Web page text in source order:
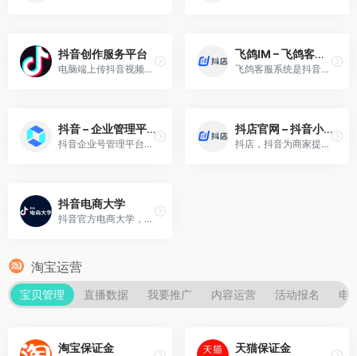
抖音创作服务平台
电脑端上传抖音视频，抖音创作服务平台是抖音创作者的专属服务平台。
飞鸽IM – 飞鸽客服系统
飞鸽客服系统是抖音小店的IM客服系统
抖音 – 企业管理平台
抖音企业号管理平台主要包括管理中心、数据中心、转化功能、运营学堂、内容推广、授权管理和产品开放接口。
抖店官网 – 抖音小店商家后台
抖店，抖音为商家提供电商服务的平台。
抖音电商大学
抖音官方电商大学，抖店商家教程。
淘宝运营
宝贝管理 直播数据 我要推广 内容运营 活动报名 电
淘宝保证金 天猫保证金